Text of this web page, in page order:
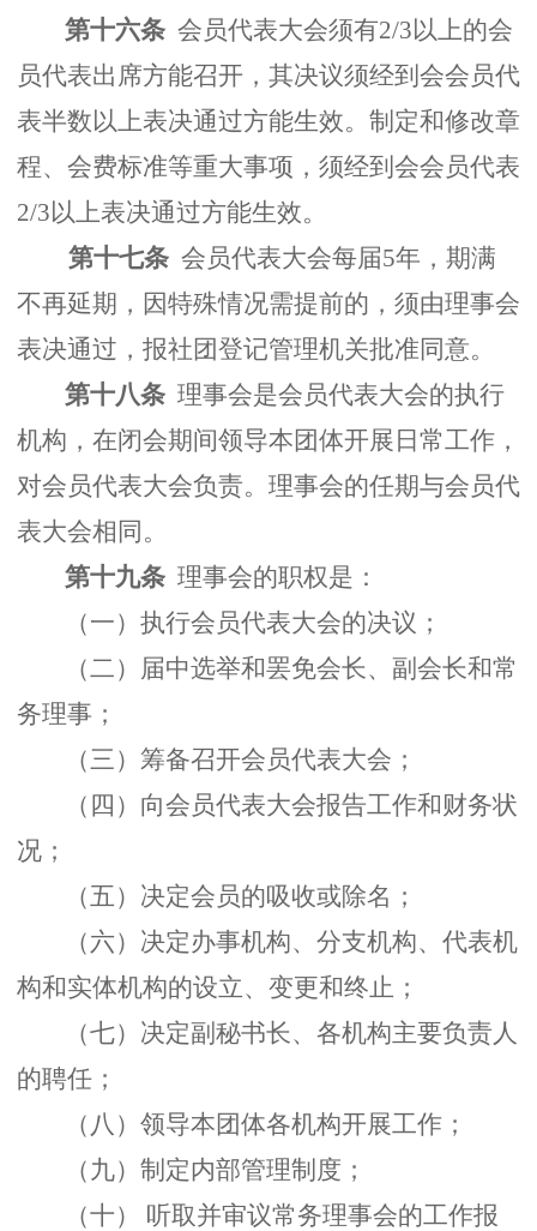
第十六条 会员代表大会须有2/3以上的会
员代表出席方能召开，其决议须经到会会员代
表半数以上表决通过方能生效。制定和修改章
程、会费标准等重大事项，须经到会会员代表
2/3以上表决通过方能生效。
第十七条 会员代表大会每届5年，期满
不再延期，因特殊情况需提前的，须由理事会
表决通过，报社团登记管理机关批准同意。
第十八条 理事会是会员代表大会的执行
机构，在闭会期间领导本团体开展日常工作，
对会员代表大会负责。理事会的任期与会员代
表大会相同。
第十九条 理事会的职权是：
（一）执行会员代表大会的决议；
（二）届中选举和罢免会长、副会长和常
务理事；
（三）筹备召开会员代表大会；
（四）向会员代表大会报告工作和财务状
况；
（五）决定会员的吸收或除名；
（六）决定办事机构、分支机构、代表机
构和实体机构的设立、变更和终止；
（七）决定副秘书长、各机构主要负责人
的聘任；
（八）领导本团体各机构开展工作；
（九）制定内部管理制度；
（十） 听取并审议常务理事会的工作报